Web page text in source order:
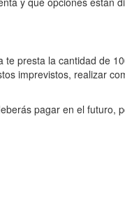
te presta la cantidad de
imprevistos, realizar
pagar en el futuro,